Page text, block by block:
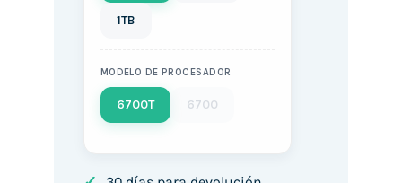
1TB
MODELO DE PROCESADOR
6700T 6700